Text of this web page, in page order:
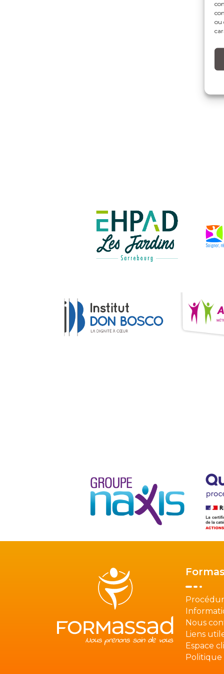
ou
Nous
Liens
Espace
Politique